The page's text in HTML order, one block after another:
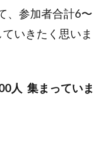
、参加者合計6〜
いきたく思いま
人 集まっていま